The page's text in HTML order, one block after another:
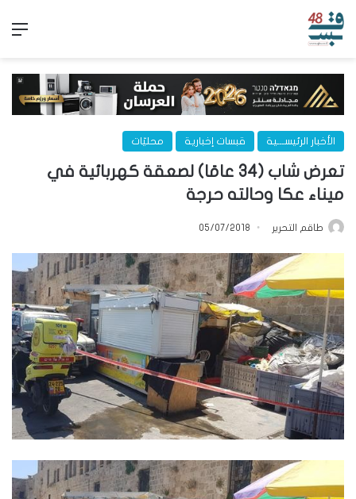
الأخبار الرئيســـية قبسات إخبارية محليّات
تعرض شاب (34 عامًا) لصعقة كهربائية في
ميناء عكا وحالته حرجة
طاقم التحرير 05/07/2018